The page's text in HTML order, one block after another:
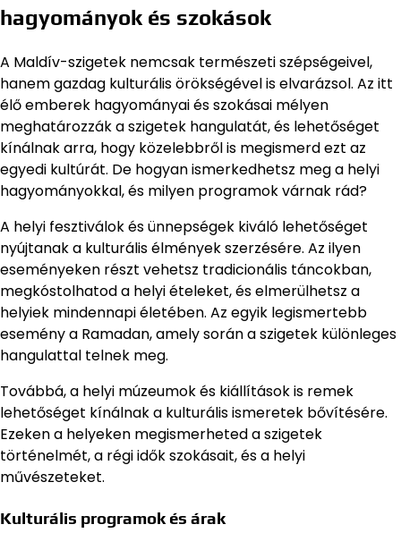
hagyományok és szokások
A Maldív-szigetek nemcsak természeti szépségeivel,
hanem gazdag kulturális örökségével is elvarázsol. Az itt
élő emberek hagyományai és szokásai mélyen
meghatározzák a szigetek hangulatát, és lehetőséget
kínálnak arra, hogy közelebbről is megismerd ezt az
egyedi kultúrát. De hogyan ismerkedhetsz meg a helyi
hagyományokkal, és milyen programok várnak rád?
A helyi fesztiválok és ünnepségek kiváló lehetőséget
nyújtanak a kulturális élmények szerzésére. Az ilyen
eseményeken részt vehetsz tradicionális táncokban,
megkóstolhatod a helyi ételeket, és elmerülhetsz a
helyiek mindennapi életében. Az egyik legismertebb
esemény a Ramadan, amely során a szigetek különleges
hangulattal telnek meg.
Továbbá, a helyi múzeumok és kiállítások is remek
lehetőséget kínálnak a kulturális ismeretek bővítésére.
Ezeken a helyeken megismerheted a szigetek
történelmét, a régi idők szokásait, és a helyi
művészeteket.
Kulturális programok és árak